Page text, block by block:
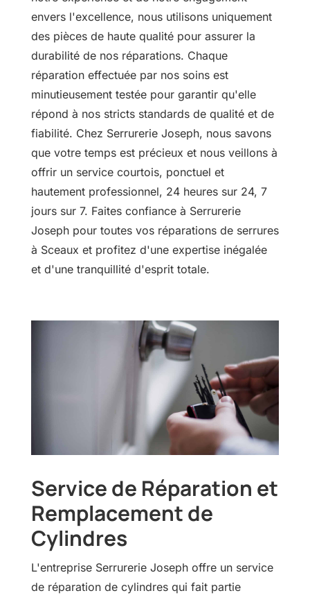
envers l'excellence, nous utilisons uniquement
des pièces de haute qualité pour assurer la
durabilité de nos réparations. Chaque
réparation effectuée par nos soins est
minutieusement testée pour garantir qu'elle
répond à nos stricts standards de qualité et de
fiabilité. Chez Serrurerie Joseph, nous savons
que votre temps est précieux et nous veillons à
offrir un service courtois, ponctuel et
hautement professionnel, 24 heures sur 24, 7
jours sur 7. Faites confiance à Serrurerie
Joseph pour toutes vos réparations de serrures
à Sceaux et profitez d'une expertise inégalée
et d'une tranquillité d'esprit totale.
Service de Réparation et
Remplacement de
Cylindres
L'entreprise Serrurerie Joseph offre un service
de réparation de cylindres qui fait partie